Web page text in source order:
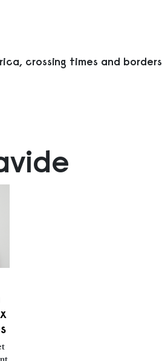
crossing times and borders